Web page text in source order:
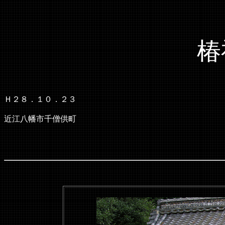
Ｈ２８．１０．２３
近江八幡市千僧供町